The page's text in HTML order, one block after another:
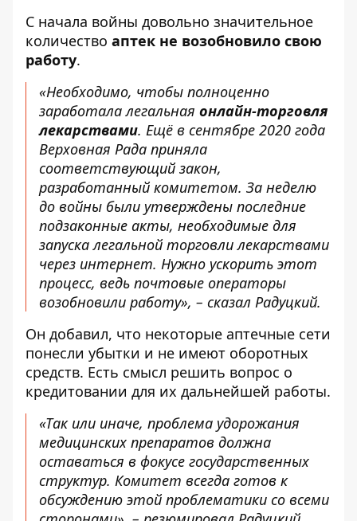
С начала войны довольно значительное
количество аптек не возобновило свою
работу.
«Необходимо, чтобы полноценно
заработала легальная онлайн-торговля
лекарствами. Ещё в сентябре 2020 года
Верховная Рада приняла
соответствующий закон,
разработанный комитетом. За неделю
до войны были утверждены последние
подзаконные акты, необходимые для
запуска легальной торговли лекарствами
через интернет. Нужно ускорить этот
процесс, ведь почтовые операторы
возобновили работу», – сказал Радуцкий.
Он добавил, что некоторые аптечные сети
понесли убытки и не имеют оборотных
средств. Есть смысл решить вопрос о
кредитовании для их дальнейшей работы.
«Так или иначе, проблема удорожания
медицинских препаратов должна
оставаться в фокусе государственных
структур. Комитет всегда готов к
обсуждению этой проблематики со всеми